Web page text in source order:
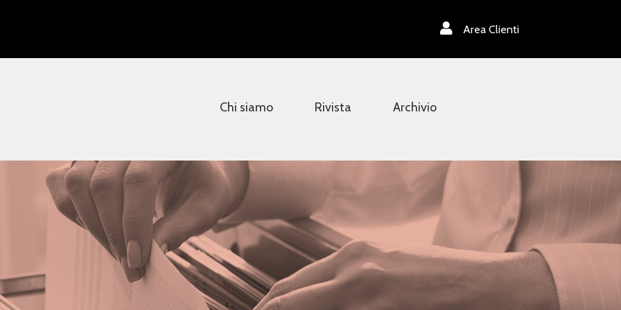
Area Clienti
Chi siamo Rivista Archivio